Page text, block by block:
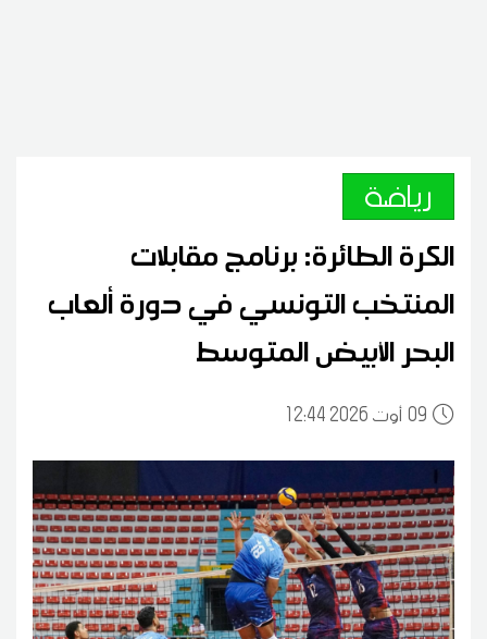
رياضة
الكرة الطائرة: برنامج مقابلات
المنتخب التونسي في دورة ألعاب
البحر الأبيض المتوسط
0912:44 2026 أوت